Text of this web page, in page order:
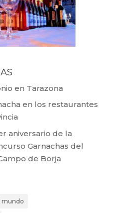
en Tarazona
en los restaurantes
aniversario de la
Garnachas del
de Borja
mundo